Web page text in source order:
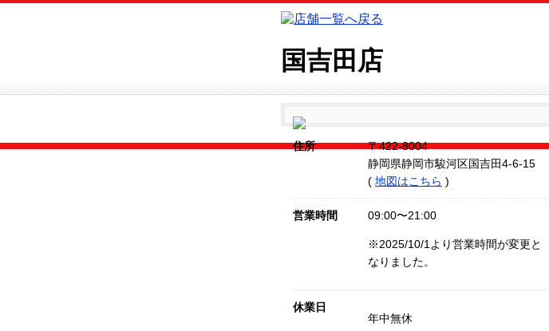
国吉田店
住所
〒422-8004
静岡県静岡市駿河区国吉田4-6-15
( 地図はこちら )
営業時間 09:00〜21:00
※2025/10/1より営業時間が変更と
なりました。
休業日
年中無休